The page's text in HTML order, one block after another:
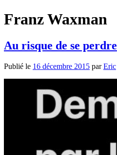
Franz Waxman
Au risque de se perdre
Publié le 16 décembre 2015 parEric